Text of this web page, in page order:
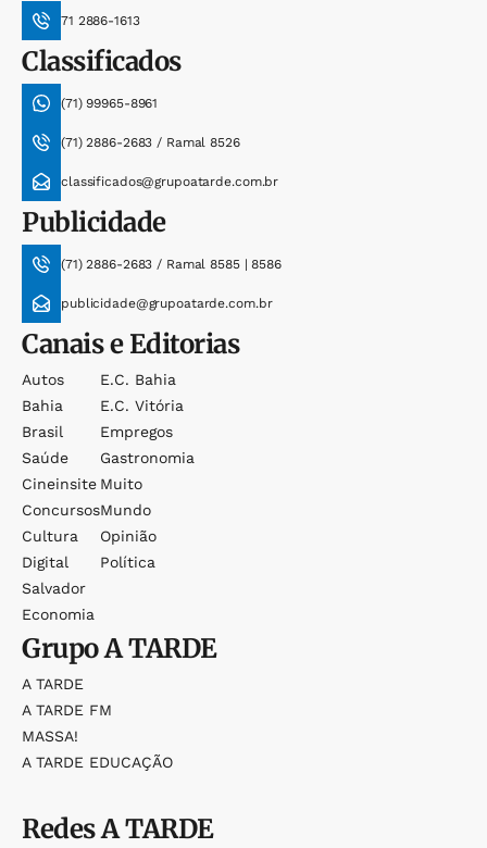
71 2886-1613
Classificados
(71) 99965-8961
(71) 2886-2683 / Ramal 8526
classificados@grupoatarde.com.br
Publicidade
(71) 2886-2683 / Ramal 8585 | 8586
publicidade@grupoatarde.com.br
Canais e Editorias
Autos
Bahia
Brasil
Saúde
Cineinsite
Concursos
Cultura
Digital
Salvador
Economia
E.c. Bahia
E.c. Vitória
Empregos
Gastronomia
Muito
Mundo
Opinião
Política
GrupoA TARDE
A TARDE
A TARDE FM
MASSA!
A TARDE EDUCAÇÃO
RedesA TARDE